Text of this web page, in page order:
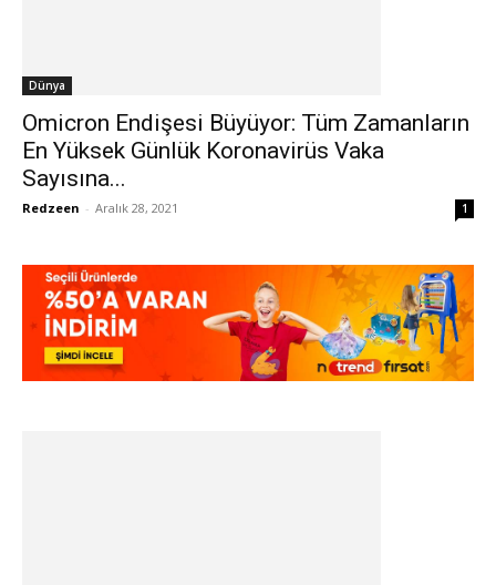
Dünya
Omicron Endişesi Büyüyor: Tüm Zamanların
En Yüksek Günlük Koronavirüs Vaka
Sayısına...
Redzeen - Aralık 28, 2021 1